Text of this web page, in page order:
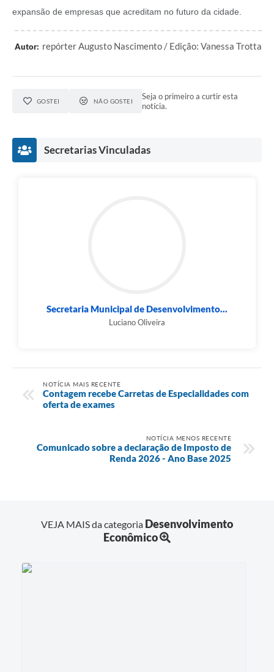
expansão de empresas que acreditam no futuro da cidade.
Autor: repórter Augusto Nascimento / Edição: Vanessa Trotta
GOSTEI NÃO GOSTEI
Seja o primeiro a curtir esta
notícia.
Secretarias Vinculadas
Secretaria Municipal de Desenvolvimento...
Luciano Oliveira
NOTÍCIA MAIS RECENTE
Contagem recebe Carretas de Especialidades com
oferta de exames
NOTÍCIA MENOS RECENTE
Comunicado sobre a declaração de Imposto de
Renda 2026 - Ano Base 2025
VEJA MAIS da categoria Desenvolvimento
Econômico